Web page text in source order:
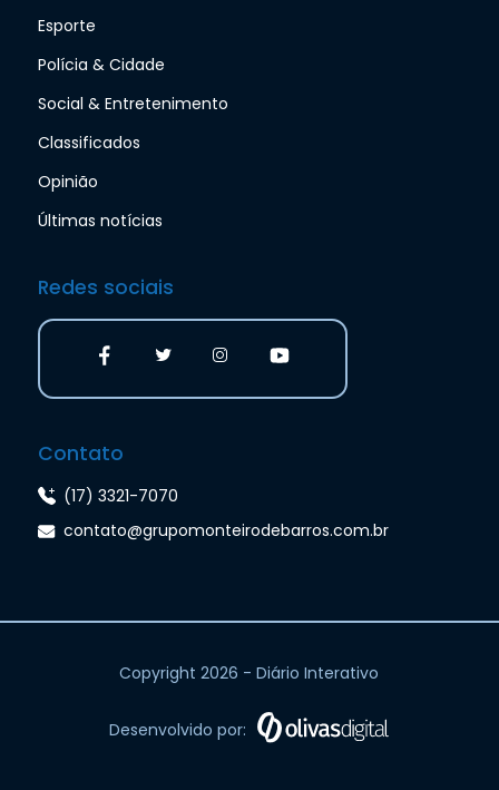
Esporte
Polícia & Cidade
Social & Entretenimento
Classificados
Opinião
Últimas notícias
Redes sociais
Contato
(17) 3321-7070
contato@grupomonteirodebarros.com.br
Copyright 2026 - Diário Interativo
Desenvolvido por: